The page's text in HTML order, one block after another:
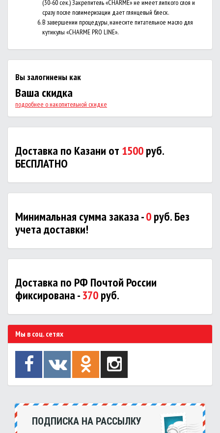
(30-60 сек.) Закрепитель «CHARME» не имеет липкого слоя и
сразу после полимеризации дает глянцевый блеск.
В завершении процедуры, нанесите питательное масло для
кутикулы «CHARME PRO LINE».
Вы залогинены как
Ваша скидка
подробнее о накопительной скидке
Доставка по Казани от 1500руб.
БЕСПЛАТНО
Минимальная сумма заказа -0руб. Без
учета доставки!
Доставка по РФ Почтой России
фиксирована -370руб.
Мы в соц. сетях
ПОДПИСКА НА РАССЫЛКУ